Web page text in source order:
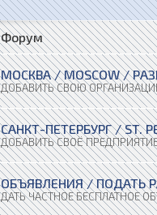
Форум
МОСКВА / MOSCOW /
ДОБАВИТЬ СВОЮ ОРГАНИЗАЦИЮ
САНКТ-ПЕТЕРБУРГ / ST.
ДОБАВИТЬ СВОЁ ПРЕДПРИЯТИЕ /
ОБЪЯВЛЕНИЯ / ПОДАТЬ
ДАТЬ ЧАСТНОЕ БЕСПЛАТНОЕ